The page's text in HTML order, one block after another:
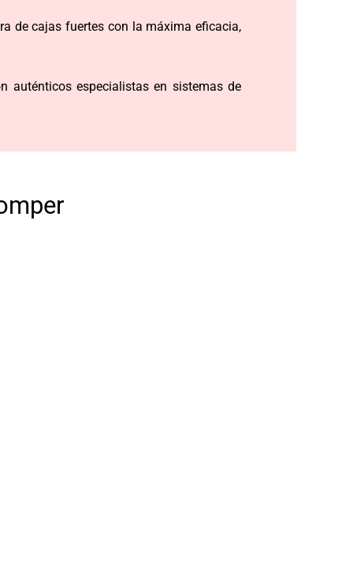
de cajas fuertes con la máxima eficacia,
auténticos especialistas en sistemas de